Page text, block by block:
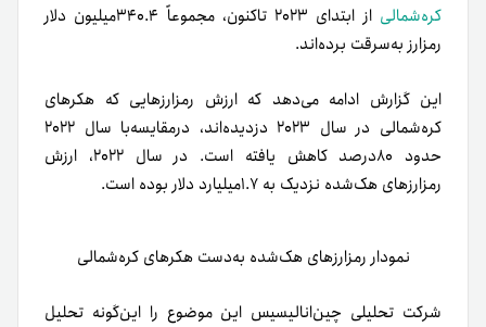
کره‌شمالی
از ابتدای ۲۰۲۳ تاکنون، مجموعاً ۳۴۰.۴میلیون دلار
رمزارز به‌سرقت برده‌اند.
این گزارش ادامه می‌دهد که ارزش رمزارزهایی که هکرهای
کره‌شمالی در سال ۲۰۲۳ دزدیده‌اند، درمقایسه‌با سال ۲۰۲۲
حدود ۸۰درصد کاهش یافته است. در سال ۲۰۲۲، ارزش
رمزارزهای هک‌شده نزدیک به ۱.۷میلیارد دلار بوده است.
نمودار رمزارزهای هک‌شده به‌دست هکرهای کره‌شمالی
شرکت تحلیلی چین‌انالیسیس این موضوع را این‌گونه تحلیل